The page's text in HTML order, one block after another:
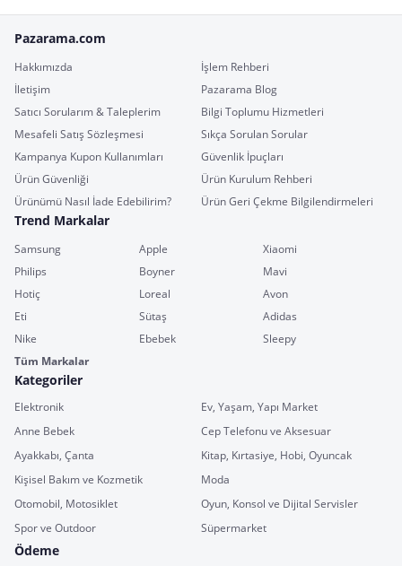
Pazarama.com
Hakkımızda
İşlem Rehberi
İletişim
Pazarama Blog
Satıcı Sorularım & Taleplerim
Bilgi Toplumu Hizmetleri
Mesafeli Satış Sözleşmesi
Sıkça Sorulan Sorular
Kampanya Kupon Kullanımları
Güvenlik İpuçları
Ürün Güvenliği
Ürün Kurulum Rehberi
Ürünümü Nasıl İade Edebilirim?
Ürün Geri Çekme Bilgilendirmeleri
Trend Markalar
Samsung Apple
Xiaomi
Philips
Boyner
Mavi
Hotiç
Loreal
Avon
Eti
Sütaş
Adidas
Nike
Ebebek
Sleepy
Tüm Markalar
Kategoriler
Elektronik
Ev, Yaşam, Yapı Market
Anne Bebek
Cep Telefonu ve Aksesuar
Ayakkabı, Çanta
Kitap, Kırtasiye, Hobi, Oyuncak
Kişisel Bakım ve Kozmetik
Moda
Otomobil, Motosiklet
Oyun, Konsol ve Dijital Servisler
Spor ve Outdoor
Süpermarket
Ödeme